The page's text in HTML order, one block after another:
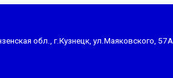
обл., г.Кузнецк, ул.Маяковского, 57А